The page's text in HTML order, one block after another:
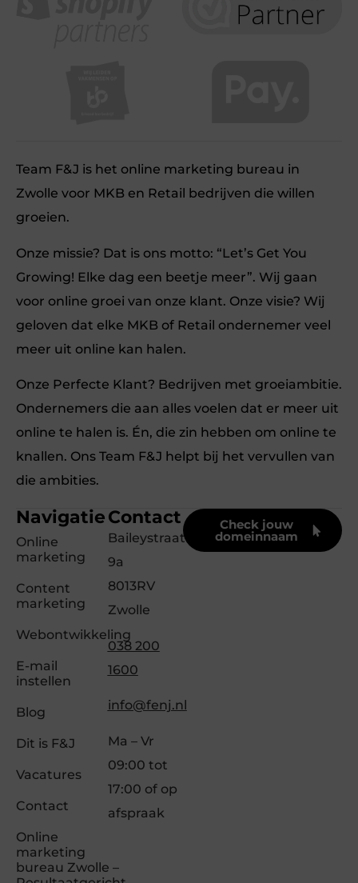
Team F&J is het online marketing bureau in
Zwolle voor MKB en Retail bedrijven die willen
groeien.
Onze missie? Dat is ons motto: “Let’s Get You
Growing! Elke dag een beetje meer”. Wij gaan
voor online groei van onze klant. Onze visie? Wij
geloven dat elke MKB of Retail ondernemer veel
meer uit online kan halen.
Onze Perfecte Klant? Bedrijven met groeiambitie.
Ondernemers die aan alles voelen dat er meer uit
online te halen is. Én, die zin hebben om online te
knallen. Ons Team F&J helpt bij het vervullen van
die ambities.
Navigatie
Online
marketing
Content
marketing
Webontwikkeling
E-mail
instellen
Blog
Dit is F&J
Vacatures
Contact
Online
marketing
bureau Zwolle –
Contact
Baileystraat
9a
8013RV
Zwolle
038 200
1600
info@fenj.nl
Ma – Vr
09:00 tot
17:00 of op
afspraak
Check jouw
domeinnaam